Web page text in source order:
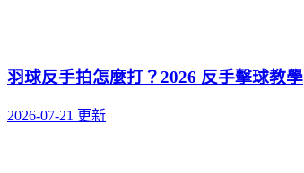
羽球反手拍怎麼打？2026 反手擊球教學
2026-07-21 更新